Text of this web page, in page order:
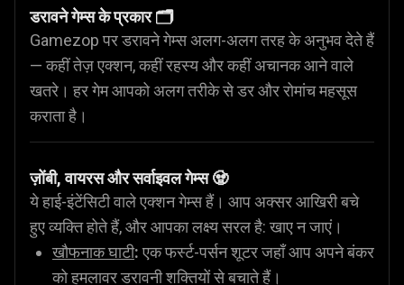
डरावने गेम्स के प्रकार 🗂️
Gamezop पर डरावने गेम्स अलग-अलग तरह के अनुभव देते हैं
— कहीं तेज़ एक्शन, कहीं रहस्य और कहीं अचानक आने वाले
खतरे। हर गेम आपको अलग तरीके से डर और रोमांच महसूस
कराता है।
ज़ोंबी, वायरस और सर्वाइवल गेम्स 🧟
ये हाई-इंटेंसिटी वाले एक्शन गेम्स हैं। आप अक्सर आखिरी बचे
हुए व्यक्ति होते हैं, और आपका लक्ष्य सरल है: खाए न जाएं।
खौफनाक घाटी:एक फर्स्ट-पर्सन शूटर जहाँ आप अपने बंकर
को हमलावर डरावनी शक्तियों से बचाते हैं।